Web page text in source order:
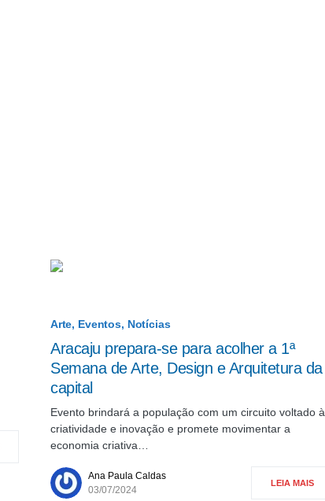
Arte Eventos Notícias
Aracaju prepara-se para acolher a 1ª
Semana de Arte, Design e Arquitetura da
capital
Evento brindará a população com um circuito voltado à
criatividade e inovação e promete movimentar a
economia criativa…
Ana Paula Caldas
03/07/2024
LEIA MAIS